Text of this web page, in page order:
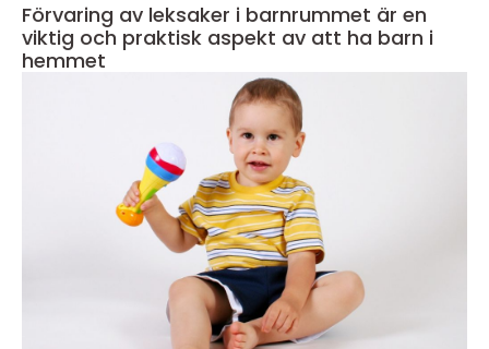
Förvaring av leksaker i barnrummet är en
viktig och praktisk aspekt av att ha barn i
hemmet